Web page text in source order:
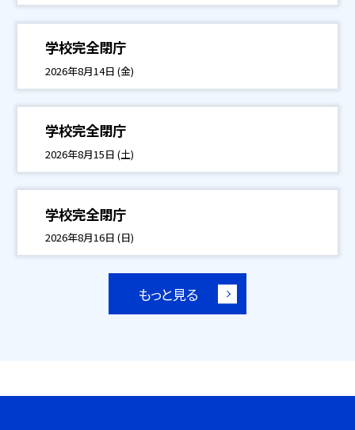
学校完全閉庁
2026年8月14日 (金)
学校完全閉庁
2026年8月15日 (土)
学校完全閉庁
2026年8月16日 (日)
もっと見る